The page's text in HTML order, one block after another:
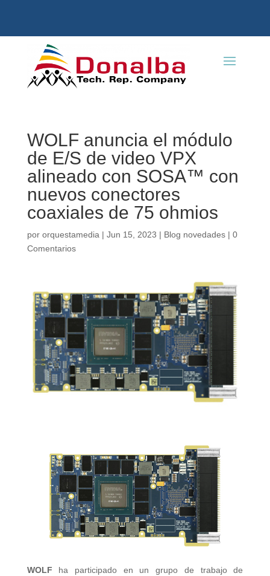
WOLF anuncia el módulo
de E/S de video VPX
alineado con SOSA™ con
nuevos conectores
coaxiales de 75 ohmios
por orquestamedia | Jun 15, 2023 | Blog novedades| 0
Comentarios
WOLF ha participado en un grupo de trabajo de